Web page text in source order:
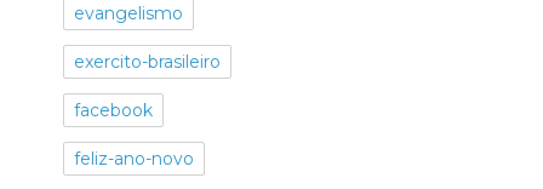
evangelismo
exercito-brasileiro
facebook
feliz-ano-novo